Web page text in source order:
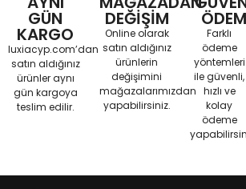
GÜN
KARGO
luxiacyp.com’dan
satın aldığınız
ürünler aynı
gün kargoya
teslim edilir.
DEĞİŞİM
Online olarak
satın aldığınız
ürünlerin
değişimini
mağazalarımızdan
yapabilirsiniz.
Farklı
ödeme
yöntemleri
ile güvenli,
hızlı ve
kolay
ödeme